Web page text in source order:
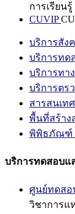
การเรียนรู้
CUVIP
บริการสัง
บริการทด
บริการทา
บริการตร
สารสนเท
พื้นที่สร้าง
พิพิธภัณฑ์
บริการทดสอบแ
ศูนย์ทดสอ
วิชาการแ